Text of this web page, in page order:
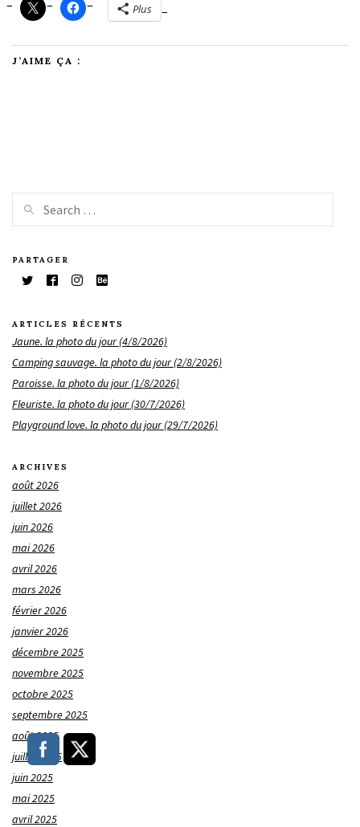
Plus
J’AIME ÇA :
PARTAGER
ARTICLES RÉCENTS
Jaune. la photo du jour (4/8/2026)
Camping sauvage. la photo du jour (2/8/2026)
Paroisse. la photo du jour (1/8/2026)
Fleuriste. la photo du jour (30/7/2026)
Playground love. la photo du jour (29/7/2026)
ARCHIVES
août 2026
juillet 2026
juin 2026
mai 2026
avril 2026
mars 2026
février 2026
janvier 2026
décembre 2025
novembre 2025
octobre 2025
septembre 2025
août 2025
juillet 2025
juin 2025
mai 2025
avril 2025